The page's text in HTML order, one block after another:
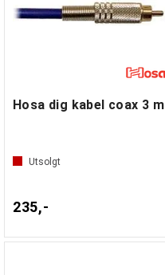
Hosa dig kabel coax 3 m
Utsolgt
235,-